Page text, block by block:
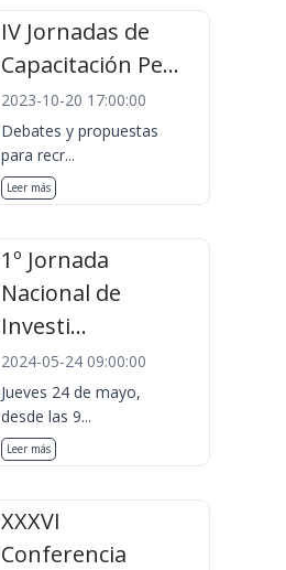
IV Jornadas de
Capacitación Pe...
2023-10-20 17:00:00
Debates y propuestas
para recr...
Leer más
1º Jornada
Nacional de
Investi...
2024-05-24 09:00:00
Jueves 24 de mayo,
desde las 9...
Leer más
XXXVI
Conferencia